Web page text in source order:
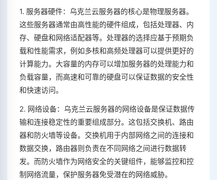
1. 服务器硬件：乌克兰云服务器的核心是物理服务器。
这些服务器通常由高性能的硬件组成，包括处理器、内
存、硬盘和网络适配器等。处理器的选择应基于预期负
载和性能需求，例如多核和高频处理器可以提供更好的
计算能力。大容量的内存可以增加服务器的处理能力和
负载容量，而高速和可靠的硬盘可以保证数据的安全性
和快速访问。
2. 网络设备：乌克兰云服务器的网络设备是保证数据传
输和连接稳定性的重要组成部分。这包括交换机、路由
器和防火墙等设备。交换机用于内部网络之间的连接和
数据交换，路由器则负责在不同网络之间进行数据转
发。而防火墙作为网络安全的关键组件，能够监控和控
制网络流量，保护服务器免受潜在的网络威胁。